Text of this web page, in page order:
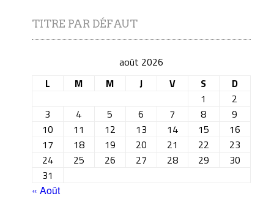
TITRE PAR DÉFAUT
août 2026
L
M M J V S
D
1
2
3
4 5 6 7 8
9
10
11 12 13 14 15
16
17
18 19 20 21 22
23
24
25 26 27 28 29
30
31
« Août